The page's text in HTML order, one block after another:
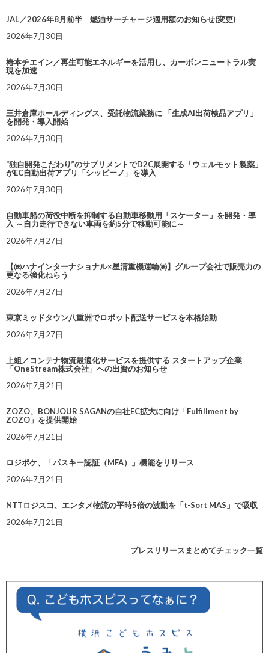
JAL／2026年8月前半 燃油サーチャージ適用額のお知らせ(変更)
2026年7月30日
椿本チエイン／再生可能エネルギーを活用し、カーボンニュートラル実
現を加速
2026年7月30日
三井倉庫ホールディングス、受託物流業務に 「生成AI出荷検品アプリ」
を開発・導入開始
2026年7月30日
“独自開発こだわり”のサプリメントでD2C展開する「ウェルモット製薬」
がEC自動出荷アプリ「シッピーノ」を導入
2026年7月30日
自動車船の荷役中断を抑制する自動車移動用「スケーター」を開発・導
入 ～自力走行できない車両を約5分で移動可能に～
2026年7月27日
【㈱ハナインターナショナル×星清重機運輸㈱】グループ会社で販売力の
更なる強化ねらう
2026年7月27日
東京ミッドタウン八重洲でロボット配送サービスを本格始動
2026年7月27日
上組／コンテナ物流最適化サービスを提供する スタートアップ企業
「OneStream株式会社」への出資のお知らせ
2026年7月21日
ZOZO、BONJOUR SAGANの自社EC拡大に向け「Fulfillment by
ZOZO」を提供開始
2026年7月21日
ロジポケ、「パスキー認証（MFA）」機能をリリース
2026年7月21日
NTTロジスコ、エンタメ物流の平時5倍の波動を「t-Sort MAS」で吸収
2026年7月21日
プレスリリースまとめてチェック一覧